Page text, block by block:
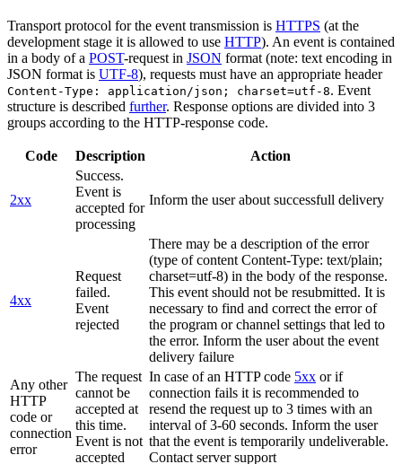
Transport protocol for the event transmission is HTTPS (at the
development stage it is allowed to use HTTP). An event is contained
in a body of a POST-request in JSON format (note: text encoding in
JSON format is UTF-8), requests must have an appropriate header
Content-Type: application/json; charset=utf-8. Event
structure is described further. Response options are divided into 3
groups according to the HTTP-response code.
Code Description Action
2xx
Success.
Event is
accepted for
processing
Inform the user about successfull delivery
4xx
Request
failed.
Event
rejected
There may be a description of the error
(type of content Content-Type: text/plain;
charset=utf-8) in the body of the response.
This event should not be resubmitted. It is
necessary to find and correct the error of
the program or channel settings that led to
the error. Inform the user about the event
delivery failure
Any other
HTTP
code or
connection
error
The request
cannot be
accepted at
this time.
Event is not
accepted
In case of an HTTP code 5xx or if
connection fails it is recommended to
resend the request up to 3 times with an
interval of 3-60 seconds. Inform the user
that the event is temporarily undeliverable.
Contact server support